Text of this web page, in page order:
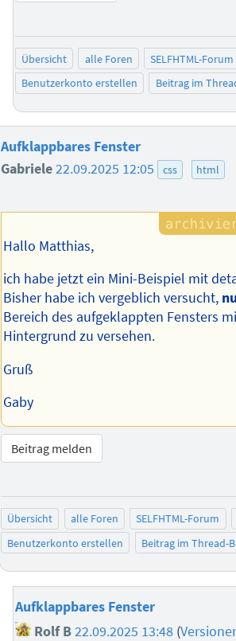
Übersicht alle Foren
SELFHTML-Forum
Benutzerkonto erstellen
Beitrag im
Aufklappbares Fenster
Gabriele22.09.2025 12:05 css html
Hallo Matthias,
ich habe jetzt ein Mini-Beispiel mit
Bisher habe ich vergeblich versucht,
Bereich des aufgeklappten Fensters
Hintergrund zu versehen.
Gruß
Gaby
Beitrag melden
Übersicht alle Foren
SELFHTML-Forum
Benutzerkonto erstellen
Beitrag im Thread-
Aufklappbares Fenster
Rolf B22.09.2025 13:48 (